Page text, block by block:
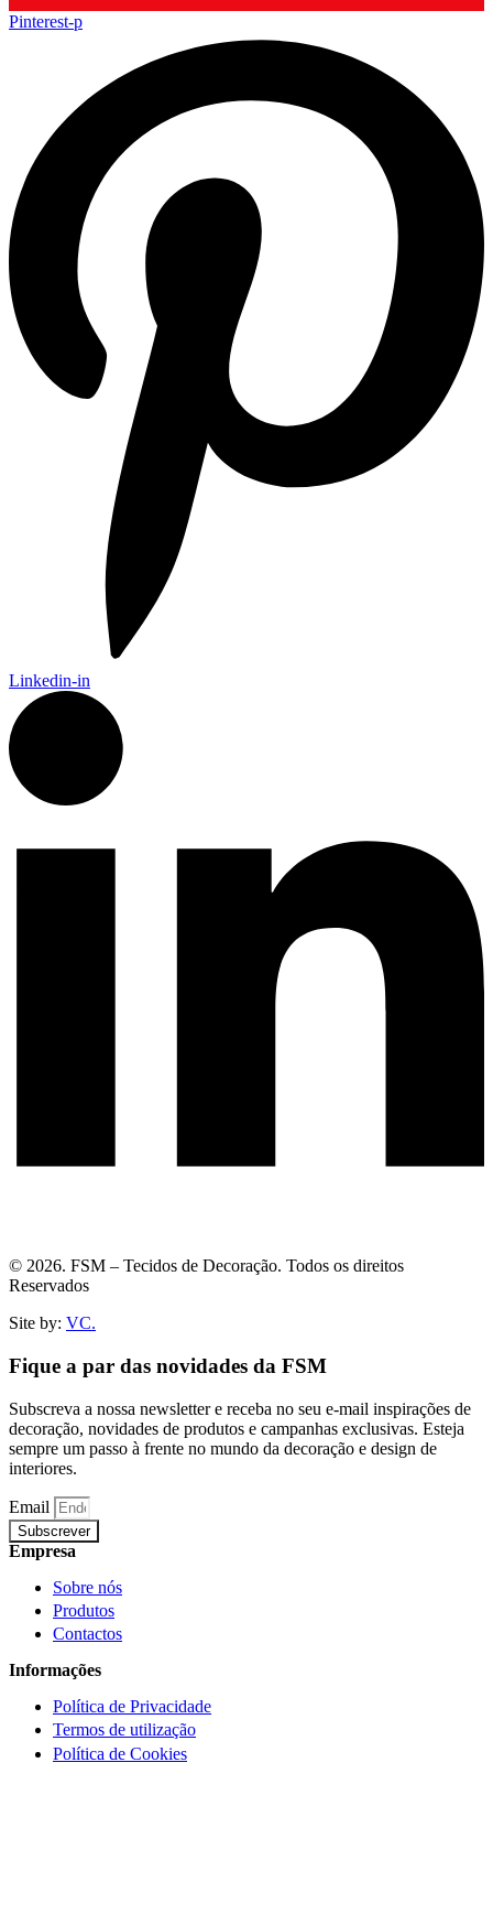
Pinterest-p
Linkedin-in
© 2026. FSM – Tecidos de Decoração. Todos os direitos
Reservados
Site by: VC.
Fique a par das novidades da FSM
Subscreva a nossa newsletter e receba no seu e-mail inspirações de
decoração, novidades de produtos e campanhas exclusivas. Esteja
sempre um passo à frente no mundo da decoração e design de
interiores.
Email
Subscrever
Empresa
Sobre nós
Produtos
Contactos
Informações
Política de Privacidade
Termos de utilização
Política de Cookies